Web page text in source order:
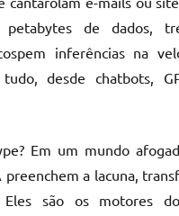
de dados,
inferências na
desde chatbots,
Em um mundo
preenchem a lacuna,
Eles são os motores